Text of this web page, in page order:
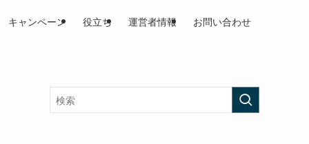
キャンペーン 役立ち 運営者情報 お問い合わせ